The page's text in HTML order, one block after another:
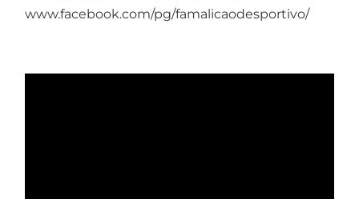
www.facebook.com/pg/famalicaodesportivo/